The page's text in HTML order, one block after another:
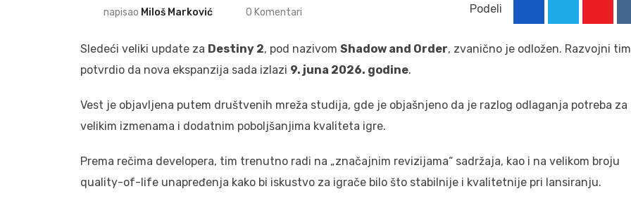
napisao Miloš Marković 0 Komentari Podeli
Sledeći veliki update za Destiny 2, pod nazivom Shadow and Order, zvanično je odložen. Razvojni
potvrdio da nova ekspanzija sada izlazi 9. juna 2026. godine.
Vest je objavljena putem društvenih mreža studija, gde je objašnjeno da je razlog odlaganja potreba za
velikim izmenama i dodatnim poboljšanjima kvaliteta igre.
Prema rečima developera, tim trenutno radi na „značajnim revizijama“ sadržaja, kao i na velikom broju
quality-of-life unapređenja kako bi iskustvo za igrače bilo što stabilnije i kvalitetnije pri lansiranju.